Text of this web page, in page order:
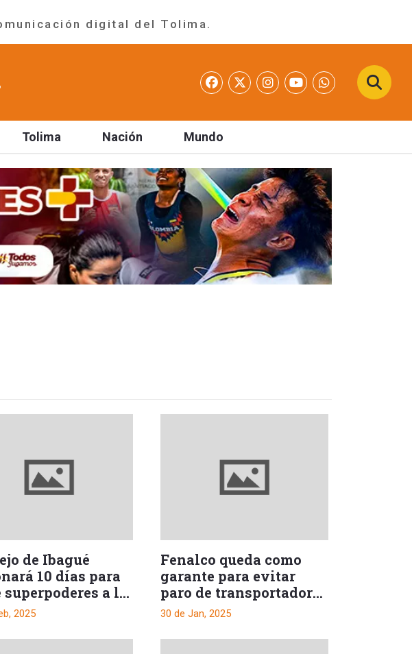
digital del Tolima.
Tolima Nación Mundo
de Ibagué
10 días para
superpoderes a la
2025
Fenalco queda como
garante para evitar
paro de transportadores
en Ibagué
30 de Jan, 2025